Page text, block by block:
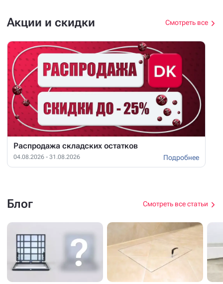
Акции и скидки Смотреть все
Распродажа складских остатков
04.08.2026 - 31.08.2026 Подробнее
Блог Смотреть все статьи